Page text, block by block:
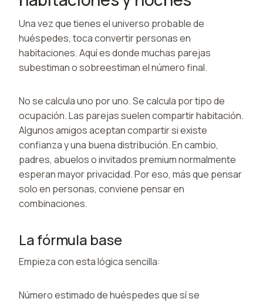
Una vez que tienes el universo probable de
huéspedes, toca convertir personas en
habitaciones. Aquí es donde muchas parejas
subestiman o sobreestiman el número final.
No se calcula uno por uno. Se calcula por tipo de
ocupación. Las parejas suelen compartir habitación.
Algunos amigos aceptan compartir si existe
confianza y una buena distribución. En cambio,
padres, abuelos o invitados premium normalmente
esperan mayor privacidad. Por eso, más que pensar
solo en personas, conviene pensar en
combinaciones.
La fórmula base
Empieza con esta lógica sencilla:
Número estimado de huéspedes que sí se